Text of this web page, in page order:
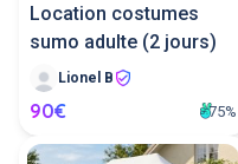
Location costumes
sumo adulte (2 jours)
Lionel B
90€ 75%